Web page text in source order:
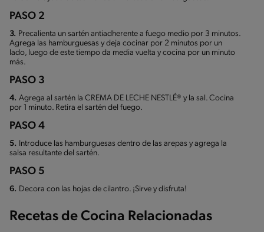
PASO 2
3. Precalienta un sartén antiadherente a fuego medio por 3 minutos.
Agrega las hamburguesas y deja cocinar por 2 minutos por un
lado, luego de este tiempo da media vuelta y cocina por un minuto
más.
PASO 3
4. Agrega al sartén la CREMA DE LECHE NESTLÉ® y la sal. Cocina
por 1 minuto. Retira el sartén del fuego.
PASO 4
5. Introduce las hamburguesas dentro de las arepas y agrega la
salsa resultante del sartén.
PASO 5
6. Decora con las hojas de cilantro. ¡Sirve y disfruta!
Recetas de Cocina Relacionadas